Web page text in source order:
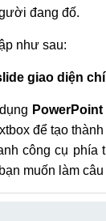
đang đố.
như sau:
giao diện
PowerPoint
để tạo
công cụ phía
muốn làm câu